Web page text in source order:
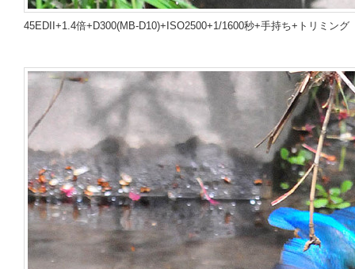
45EDII+1.4倍+D300(MB-D10)+ISO2500+1/1600秒+手持ち+トリミング